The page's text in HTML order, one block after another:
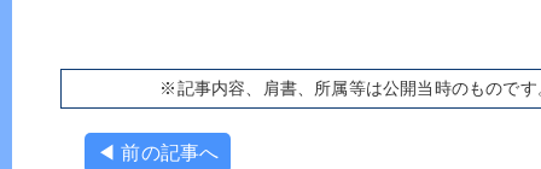
※記事内容、肩書、所属等は公開当時のもので
◀ 前の記事へ